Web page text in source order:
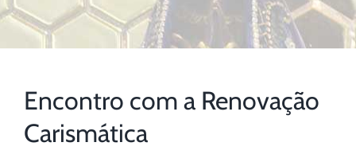
Encontro com a Renovação
Carismática